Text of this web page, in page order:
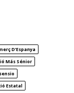
D’Espanya
Más Sénior
Estatal